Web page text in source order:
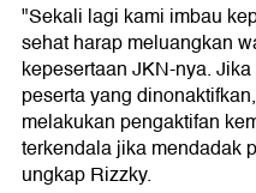
"Sekali lagi kami imbau
sehat harap meluangkan
kepesertaan JKN-nya.
peserta yang
melakukan pengaktifan
terkendala jika mendadak
ungkap Rizzky.